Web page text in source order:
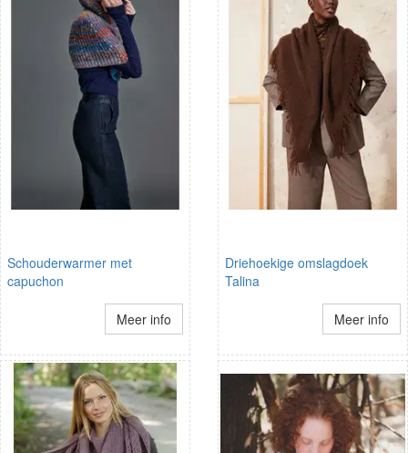
Schouderwarmer met
capuchon
Meer info
Driehoekige omslagdoek
Talina
Meer info